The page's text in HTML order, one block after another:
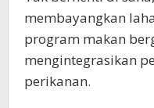
membayangkan
program makan
mengintegrasikan
perikanan.